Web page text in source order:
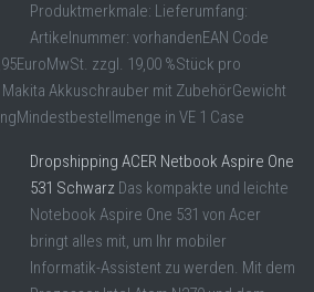
Produktmerkmale: Lieferumfang:
Artikelnummer: vorhandenEAN Code
zzgl. 19,00 %Stück pro
Akkuschrauber mit ZubehörGewicht
in VE 1 Case
Dropshipping ACER Netbook Aspire One
531 Schwarz Das kompakte und leichte
Notebook Aspire One 531 von Acer
bringt alles mit, um Ihr mobiler
Informatik-Assistent zu werden. Mit dem